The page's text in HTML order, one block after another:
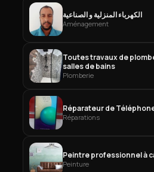
الكهرباء المنزلية و الصناعية
Aménagement
Toutes travaux de
salles de bains
Plomberie
Réparateur de
Réparations
Peintre professionnel à
Peinture